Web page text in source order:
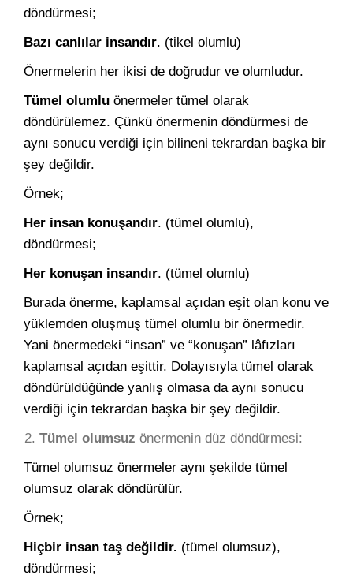
döndürmesi;
Bazı canlılar insandır. (tikel olumlu)
Önermelerin her ikisi de doğrudur ve olumludur.
Tümel olumlu önermeler tümel olarak
döndürülemez. Çünkü önermenin döndürmesi de
aynı sonucu verdiği için bilineni tekrardan başka bir
şey değildir.
Örnek;
Her insan konuşandır. (tümel olumlu),
döndürmesi;
Her konuşan insandır. (tümel olumlu)
Burada önerme, kaplamsal açıdan eşit olan konu ve
yüklemden oluşmuş tümel olumlu bir önermedir.
Yani önermedeki “insan” ve “konuşan” lâfızları
kaplamsal açıdan eşittir. Dolayısıyla tümel olarak
döndürüldüğünde yanlış olmasa da aynı sonucu
verdiği için tekrardan başka bir şey değildir.
Tümel olumsuz önermenin düz döndürmesi:
Tümel olumsuz önermeler aynı şekilde tümel
olumsuz olarak döndürülür.
Örnek;
Hiçbir insan taş değildir. (tümel olumsuz),
döndürmesi;